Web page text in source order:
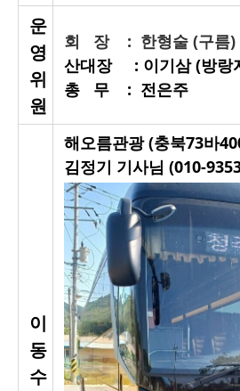
운
영
위
원
회 장 : 한형술 (구름)
산대장 : 이기삼 (방랑
총 무 : 전은주
이
동
수
해오름관광 (충북73바
김정기 기사님 (010-